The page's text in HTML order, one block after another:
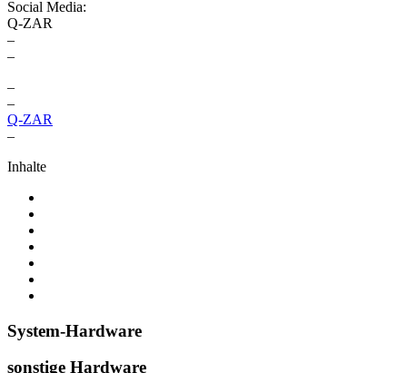
Social Media:
Q-ZAR
–
–
–
–
Q-ZAR
–
Inhalte
System-Hardware
sonstige Hardware